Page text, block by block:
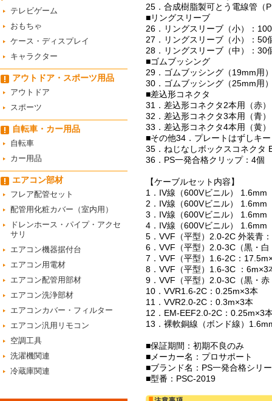
テレビゲーム
おもちゃ
ケース・ディスプレイ
キャラクター
アウトドア・スポーツ用品
アウトドア
スポーツ
自転車・カー用品
自転車
カー用品
エアコン部材
フレア配管セット
配管用化粧カバー（室内用）
ドレンホース・パイプ・アクセ
サリ
エアコン機器据付台
エアコン用電材
エアコン配管用部材
エアコン洗浄部材
エアコンカバー・フィルター
エアコン汎用リモコン
空調工具
洗濯機関連
冷蔵庫関連
25．合成樹脂製可とう電線管（
■リングスリーブ
26．リングスリーブ（小）：
27．リングスリーブ（小）：50
28．リングスリーブ（中）：30
■ゴムブッシング
29．ゴムブッシング（19mm用
30．ゴムブッシング（25mm用
■差込形コネクタ
31．差込形コネクタ2本用（赤
32．差込形コネクタ3本用（青
33．差込形コネクタ4本用（黄
■その他34．プレートはずしキ
35．ねじなしボックスコネクタ
36．PS一発合格クリップ：4個
【ケーブルセット内容】
1．IV線（600Vビニル） 1.6mm
2．IV線（600Vビニル） 1.6mm
3．IV線（600Vビニル） 1.6mm
4．IV線（600Vビニル） 1.6mm
5．VVF（平型）2.0-2C 外装青
6．VVF（平型）2.0-3C（黒・
7．VVF（平型）1.6-2C：
8．VVF（平型）1.6-3C ：6m×3
9．VVF（平型）2.0-3C（黒・
10．VVR1.6-2C：0.25m×3本
11．VVR2.0-2C：0.3m×3本
12．EM-EEF2.0-2C：0.25m×3
13．裸軟銅線（ボンド線）
■保証期間：初期不良のみ
■メーカー名：プロサポート
■ブランド名：PS一発合格シリ
■型番：PSC-2019